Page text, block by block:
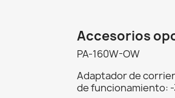
Accesorios
PA-160W-OW
Adaptador de
de funcionamiento: -